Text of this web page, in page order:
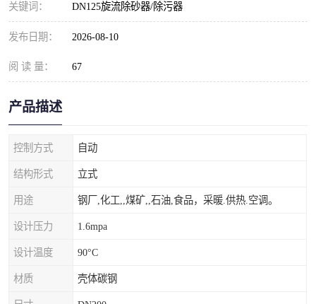
关键词： DN125旋流除砂器/除污器
发布日期： 2026-08-10
阅 读 量： 67
产品描述
控制方式 自动
结构形式 立式
用途 钢厂,化工,,煤矿,,石油,食品，采暖.供热.空调。
设计压力 1.6mpa
设计温度 90°C
材质 壳体碳钢